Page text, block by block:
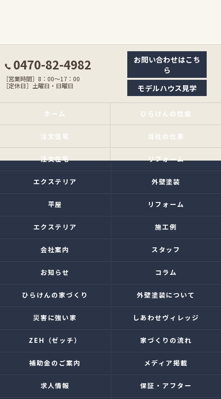
0470-82-4982
［営業時間］8：00〜17：00
［定休日］土曜日・日曜日
お問い合わせはこち
ら
モデルハウス見学
ホーム ひらけんの性能
注文住宅 当社の仕事
注文住宅 リフォーム
エクステリア 外壁塗装
平屋 リフォーム
エクステリア 施工例
会社案内 スタッフ
お知らせ コラム
ひらけんの家づくり 外壁塗装について
災害に強い家 しあわせヴィレッジ
ZEH（ゼッチ） 家づくりの流れ
補助金のご案内 メディア掲載
求人情報 保証・アフター